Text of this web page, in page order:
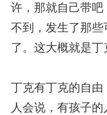
许，那就自己带
不到，发生了那
了。这大概就是丁
丁克有丁克的自
人会说，有孩子